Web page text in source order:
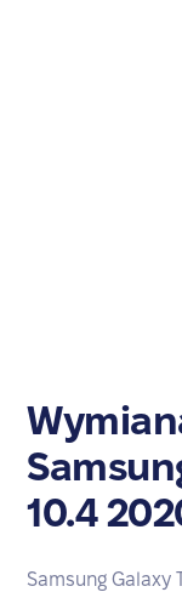
10.4
Samsung Galaxy